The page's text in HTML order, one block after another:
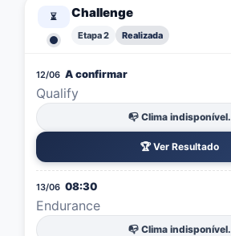
⏳ Challenge
Etapa 2 Realizada
12/06 A confirmar
Qualify
📭 Clima indisponível.
🏆 Ver Resultado
13/06 08:30
Endurance
📭 Clima indisponível.